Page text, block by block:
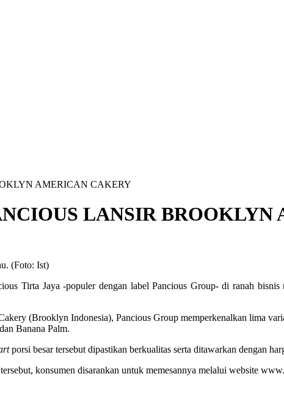
AMERICAN CAKERY
LANSIR BROOKLYN
Tirta Jaya -populer dengan label Pancious Group- di ranah
(Brooklyn Indonesia), Pancious Group memperkenalkan lima
Banana Palm.
porsi besar tersebut dipastikan berkualitas serta ditawarkan dengan
konsumen disarankan untuk memesannya melalui website